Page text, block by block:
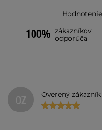
100% zákazníkov
odporúča
OZ Overený zákazník